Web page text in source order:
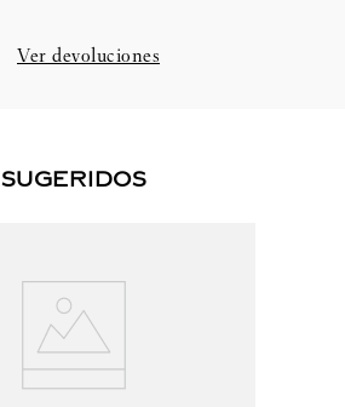
Ver devoluciones
SUGERIDOS